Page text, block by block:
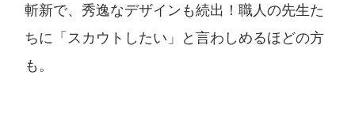
斬新で、秀逸なデザインも続出！職人の先生た
ちに「スカウトしたい」と言わしめるほどの方
も。